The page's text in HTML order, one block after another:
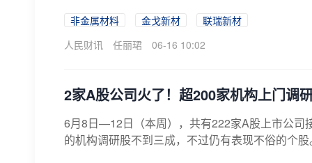
非金属材料 金戈新材
联瑞新材
人民财讯
任丽珺 06-16 10:02
2家A股公司火了！超200家机构上门调
6月8日—12日（本周），共有222家A股上市公司
的机构调研股不到三成，不过仍有表现不俗的个